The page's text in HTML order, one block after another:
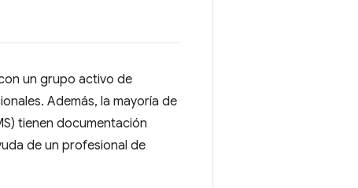
un grupo activo de
Además, la mayoría de
tienen documentación
de un profesional de